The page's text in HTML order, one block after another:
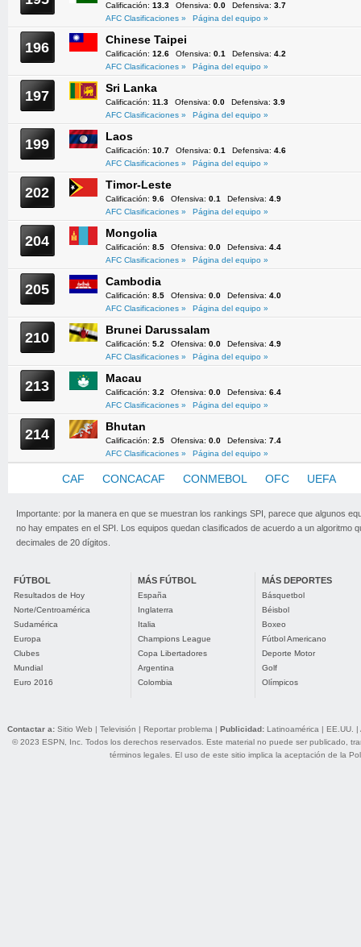
Calificación: 13.3 Ofensiva: 0.0 Defensiva: 3.7
AFC Clasificaciones »
Página del equipo »
196 Chinese Taipei
Calificación: 12.6 Ofensiva: 0.1 Defensiva: 4.2
AFC Clasificaciones »
Página del equipo »
197 Sri Lanka
Calificación: 11.3 Ofensiva: 0.0 Defensiva: 3.9
AFC Clasificaciones »
Página del equipo »
199 Laos
Calificación: 10.7 Ofensiva: 0.1 Defensiva: 4.6
AFC Clasificaciones »
Página del equipo »
202 Timor-Leste
Calificación: 9.6 Ofensiva: 0.1 Defensiva: 4.9
AFC Clasificaciones »
Página del equipo »
204 Mongolia
Calificación: 8.5 Ofensiva: 0.0 Defensiva: 4.4
AFC Clasificaciones »
Página del equipo »
205 Cambodia
Calificación: 8.5 Ofensiva: 0.0 Defensiva: 4.0
AFC Clasificaciones »
Página del equipo »
210 Brunei Darussalam
Calificación: 5.2 Ofensiva: 0.0 Defensiva: 4.9
AFC Clasificaciones »
Página del equipo »
213 Macau
Calificación: 3.2 Ofensiva: 0.0 Defensiva: 6.4
AFC Clasificaciones »
Página del equipo »
214 Bhutan
Calificación: 2.5 Ofensiva: 0.0 Defensiva: 7.4
AFC Clasificaciones »
Página del equipo »
CAF CONCACAF CONMEBOL OFC UEFA
Importante: por la manera en que se muestran los rankings SPI, parece que algunos
no hay empates en el SPI. Los equipos quedan clasificados de acuerdo a un algoritmo
decimales de 20 dígitos.
FÚTBOL
Resultados de Hoy
Norte/Centroamérica
Sudamérica
Europa
Clubes
Mundial
Euro 2016
MÁS FÚTBOL
España
Inglaterra
Italia
Champions League
Copa Libertadores
Argentina
Colombia
MÁS DEPORTES
Básquetbol
Béisbol
Boxeo
Fútbol Americano
Deporte Motor
Golf
Olímpicos
Contactar a: Sitio Web | Televisión | Reportar problema | Publicidad: Latinoamérica | EE.UU. |
© 2023 ESPN, Inc. Todos los derechos reservados. Este material no puede ser publicado,
términos legales. El uso de este sitio implica la aceptación de la